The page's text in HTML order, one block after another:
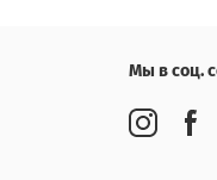
Мы в соц.